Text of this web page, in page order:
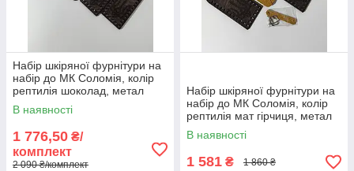
Набір шкіряної фурнітури на
набір до МК Соломія, колір
рептилія шоколад, метал
срібло, дерево вугілля
В наявності
1 776,50 ₴/
комплект
2 090 ₴/комплект
Набір шкіряної фурнітури на
набір до МК Соломія, колір
рептилія мат гірчиця, метал
срібло, дерево вугілля
В наявності
1 581 ₴ 1 860 ₴